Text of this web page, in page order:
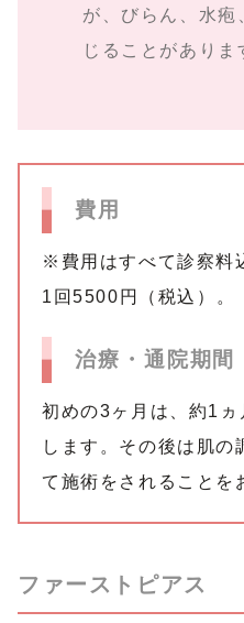
が、びらん、水疱
じることがありま
費用
※費用はすべて診察料
1回5500円（税込）。
治療・通院期間
初めの3ヶ月は、約1
します。 その後は肌の
て施術をされることを
ファーストピアス